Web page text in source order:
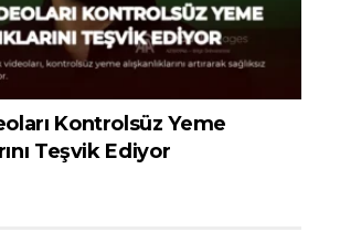
Kontrolsüz Yeme
Teşvik Ediyor